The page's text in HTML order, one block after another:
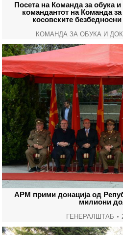
Посета на Команда за обука
командантот на Команда
косовските
КОМАНДА ЗА ОБУКА И
АРМ прими донација од
милиони
ГЕНЕРАЛШТАБ